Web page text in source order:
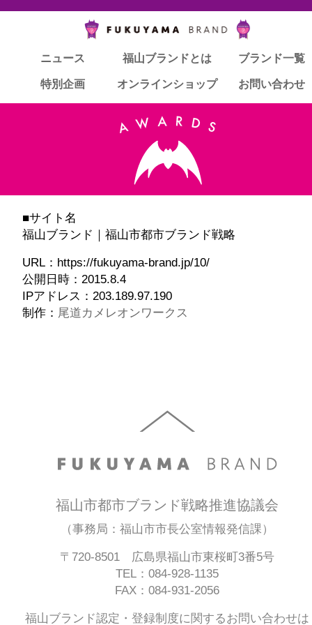
ニュース 福山ブランドとは ブランド一覧
特別企画 オンラインショップ お問い合わせ
ニュース 福山ブランドとは ブランド一覧
特別企画 オンラインショップ お問い合わせ
■サイト名
福山ブランド｜福山市都市ブランド戦略
URL：https://fukuyama-brand.jp/10/
公開日時：2015.8.4
IPアドレス：203.189.97.190
制作： 尾道カメレオンワークス
福山市都市ブランド戦略推進協議会
（事務局：福山市市長公室情報発信課）
〒720-8501 広島県福山市東桜町3番5号
TEL：084-928-1135
FAX：084-931-2056
福山ブランド認定・登録制度に関するお問い合わせは